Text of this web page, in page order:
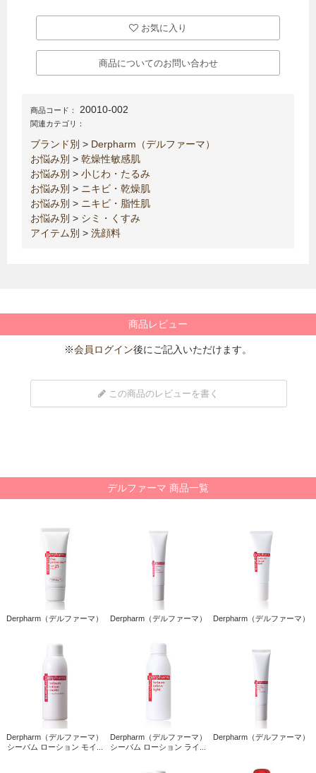
お気に入り
商品についてのお問い合わせ
商品コード： 20010-002
関連カテゴリ：
ブランド別 > Derpharm（デルファーマ）
お悩み別 > 乾燥性敏感肌
お悩み別 > 小じわ・たるみ
お悩み別 > ニキビ・乾燥肌
お悩み別 > ニキビ・脂性肌
お悩み別 > シミ・くすみ
アイテム別 > 洗顔料
商品レビュー
※会員ログイン後にご記入いただけます。
この商品のレビューを書く
デルファーマ 商品一覧
Derpharm（デルファーマ） Derpharm（デルファーマ） Derpharm（デルファーマ）
Derpharm（デルファーマ）
シーバム ローション モイ...
Derpharm（デルファーマ）
シーバム ローション ライ...
Derpharm（デルファーマ）